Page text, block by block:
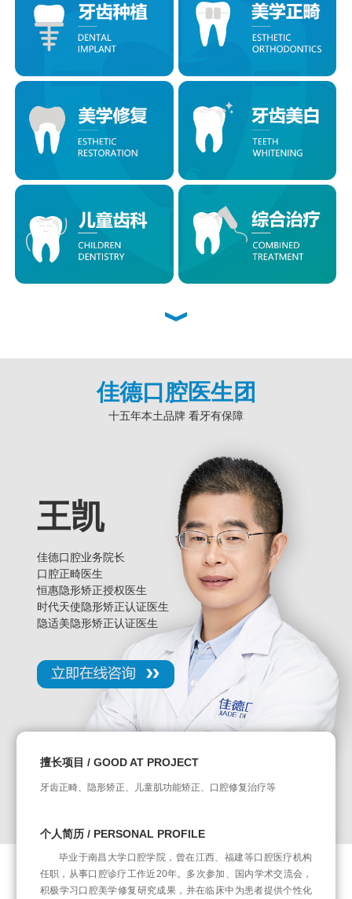
佳德口腔医生团
十五年本土品牌 看牙有保障
王凯
佳德口腔业务院长
口腔正畸医生
恒惠隐形矫正授权医生
时代天使隐形矫正认证医生
隐适美隐形矫正认证医生
擅长项目 / GOOD AT PROJECT
牙齿正畸、隐形矫正、儿童肌功能矫正、口腔修复治疗等
个人简历 / PERSONAL PROFILE
毕业于南昌大学口腔学院，曾在江西、福建等口腔医疗机构
任职，从事口腔诊疗工作近20年。多次参加、国内学术交流会，
积极学习口腔美学修复研究成果，并在临床中为患者提供个性化